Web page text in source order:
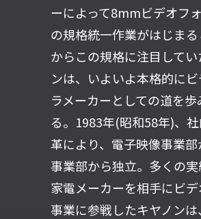
ーによって8mmビデオフ
の規格統一作業がはじま
からこの規格に注目してい
ンは、いよいよ本格的に
ラメーカーとしての道を歩
る。1983年(昭和58年)、
革により、電子映像事業部
事業部から独立。多くの
家電メーカーを相手にビ
事業に参戦したキヤノン